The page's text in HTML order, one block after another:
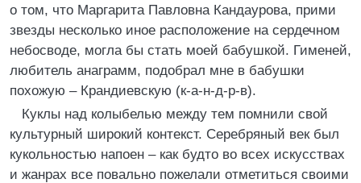
о том, что Маргарита Павловна Кандаурова, прими
звезды несколько иное расположение на сердечном
небосводе, могла бы стать моей бабушкой. Гименей,
любитель анаграмм, подобрал мне в бабушки
похожую – Крандиевскую (к-а-н-д-р-в).
Куклы над колыбелью между тем помнили свой
культурный широкий контекст. Серебряный век был
кукольностью напоен – как будто во всех искусствах
и жанрах все повально пожелали отметиться своими